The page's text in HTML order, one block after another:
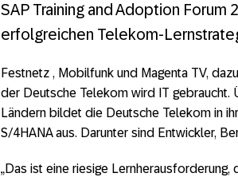
SAP Training and Adoption
erfolgreichen Telekom-
Festnetz , Mobilfunk und Magenta TV,
der Deutsche Telekom wird IT gebraucht.
Ländern bildet die Deutsche Telekom in
S/4HANA aus. Darunter sind Entwickler,
„Das ist eine riesige Lernherausforderung,